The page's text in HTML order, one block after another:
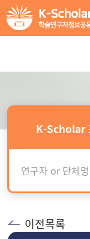
K-Scholar
이전목록